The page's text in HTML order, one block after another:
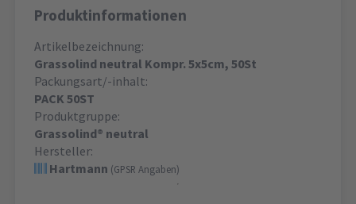
Produktinformationen
Artikelbezeichnung:
Grassolind neutral Kompr. 5x5cm, 50St
Packungsart/-inhalt:
PACK 50ST
Produktgruppe:
Grassolind® neutral
Hersteller:
Hartmann (GPSR Angaben)